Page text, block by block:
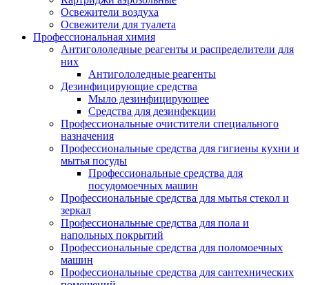
Освежители воздуха
Освежители для туалета
Профессиональная химия
Антигололедные реагенты и распределители для
них
Антигололедные реагенты
Дезинфицирующие средства
Мыло дезинфицирующее
Средства для дезинфекции
Профессиональные очистители специального
назначения
Профессиональные средства для гигиены кухни и
мытья посуды
Профессиональные средства для
посудомоечных машин
Профессиональные средства для мытья стекол и
зеркал
Профессиональные средства для пола и
напольных покрытий
Профессиональные средства для поломоечных
машин
Профессиональные средства для сантехнических